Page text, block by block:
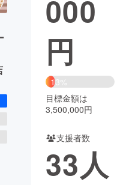
CAMPFIRE Creation
コミュニティ
000
円
13%
目標金額は
3,500,000円
支援者数
33人